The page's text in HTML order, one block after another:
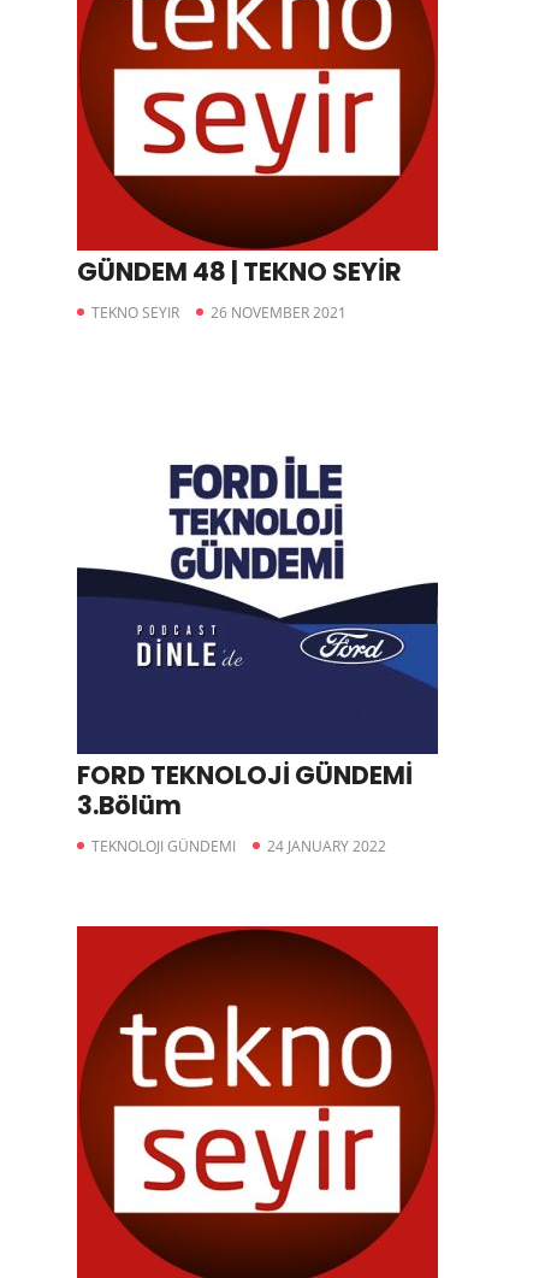
GÜNDEM 48 | TEKNO SEYİR
TEKNO SEYIR 26 NOVEMBER 2021
FORD TEKNOLOJİ GÜNDEMİ
3.Bölüm
TEKNOLOJI GÜNDEMI 24 JANUARY 2022